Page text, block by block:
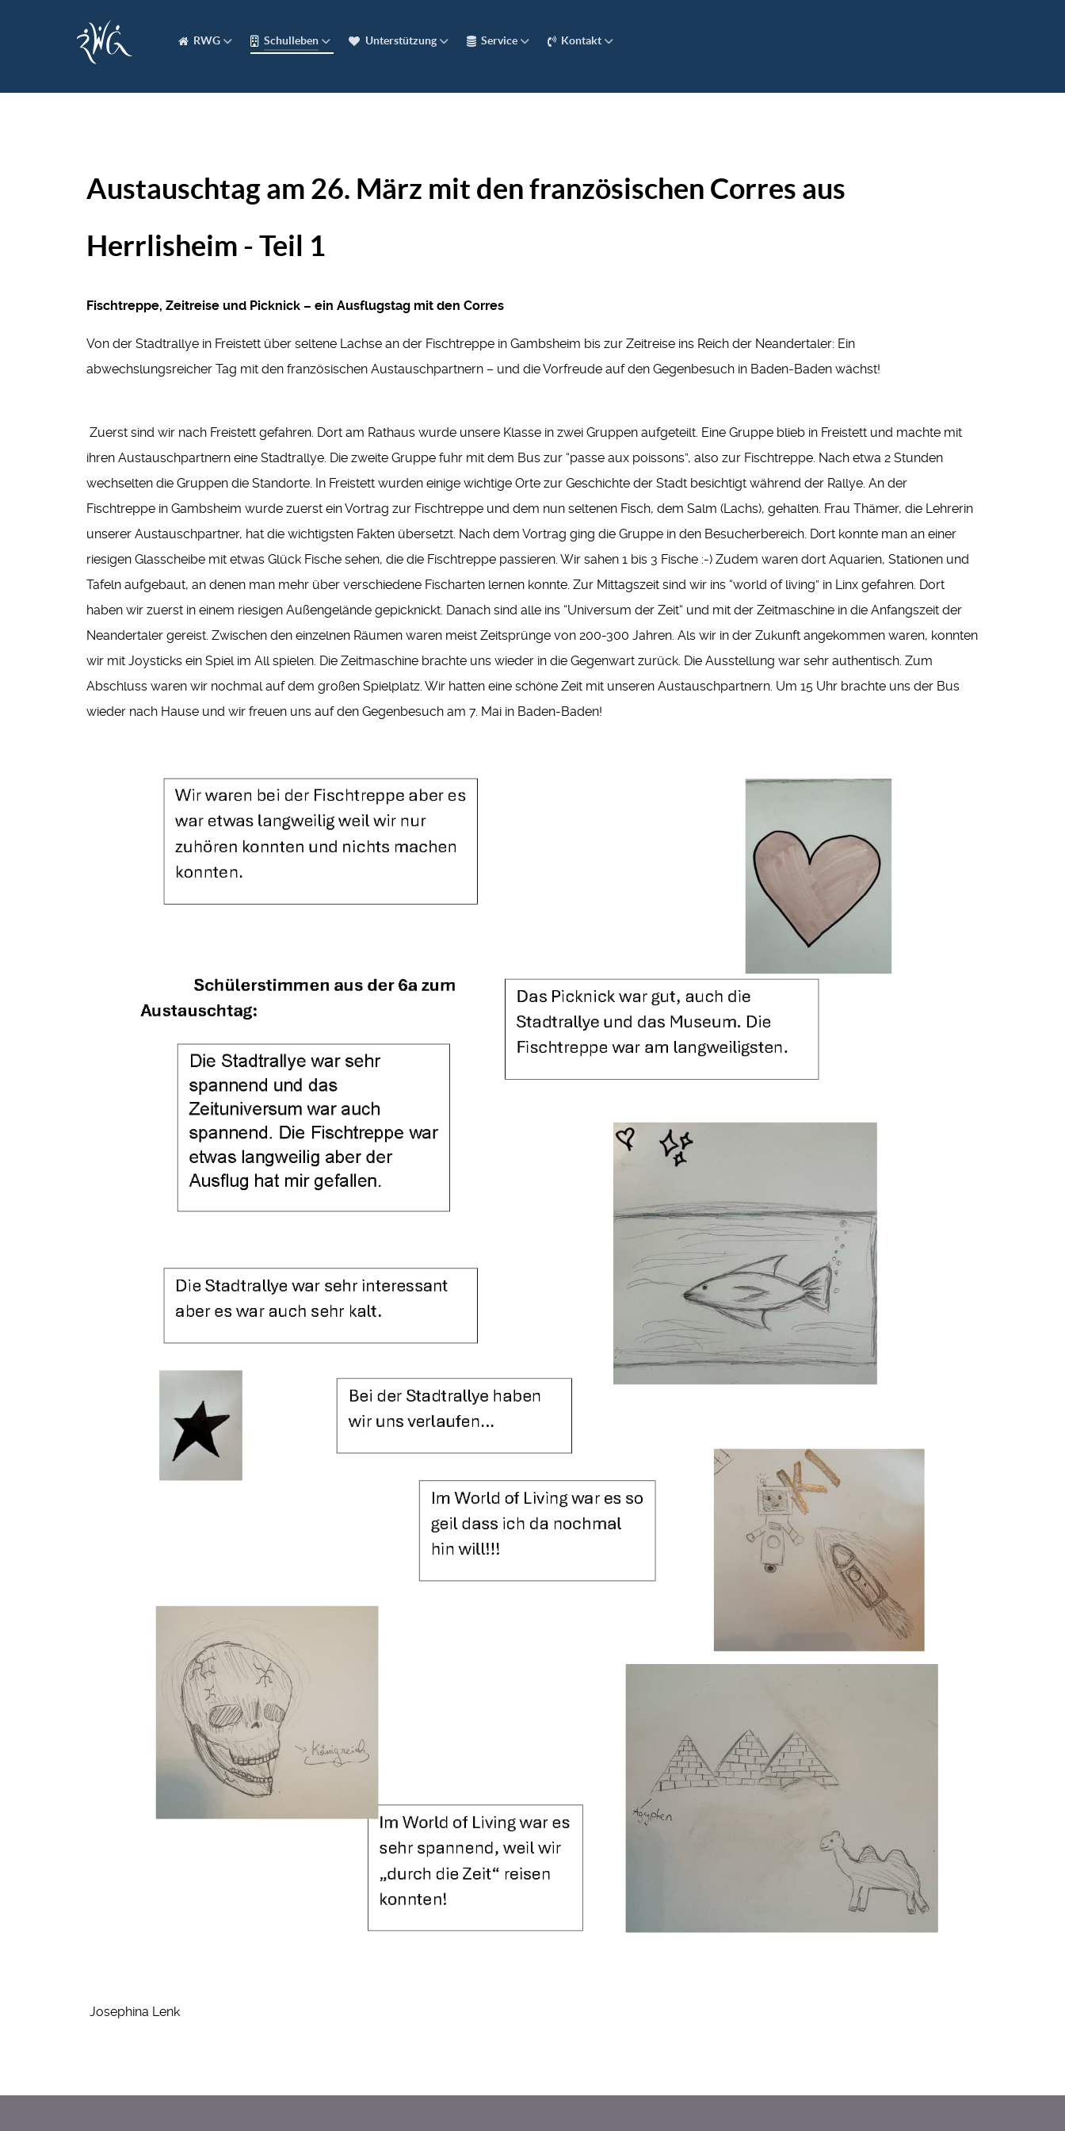
RWG Schulleben Unterstützung Service Kontakt
Austauschtag am 26. März mit den französischen Corres aus
Herrlisheim - Teil 1
Fischtreppe, Zeitreise und Picknick – ein Ausflugstag mit den Corres
Von der Stadtrallye in Freistett über seltene Lachse an der Fischtreppe in Gambsheim bis zur Zeitreise ins Reich der Neandertaler: Ein
abwechslungsreicher Tag mit den französischen Austauschpartnern – und die Vorfreude auf den Gegenbesuch in Baden-Baden wächst!
Zuerst sind wir nach Freistett gefahren. Dort am Rathaus wurde unsere Klasse in zwei Gruppen aufgeteilt. Eine Gruppe blieb in Freistett und machte mit
ihren Austauschpartnern eine Stadtrallye. Die zweite Gruppe fuhr mit dem Bus zur “passe aux poissons”, also zur Fischtreppe. Nach etwa 2 Stunden
wechselten die Gruppen die Standorte. In Freistett wurden einige wichtige Orte zur Geschichte der Stadt besichtigt während der Rallye. An der
Fischtreppe in Gambsheim wurde zuerst ein Vortrag zur Fischtreppe und dem nun seltenen Fisch, dem Salm (Lachs), gehalten. Frau Thämer, die Lehrerin
unserer Austauschpartner, hat die wichtigsten Fakten übersetzt. Nach dem Vortrag ging die Gruppe in den Besucherbereich. Dort konnte man an einer
riesigen Glasscheibe mit etwas Glück Fische sehen, die die Fischtreppe passieren. Wir sahen 1 bis 3 Fische :-) Zudem waren dort Aquarien, Stationen und
Tafeln aufgebaut, an denen man mehr über verschiedene Fischarten lernen konnte. Zur Mittagszeit sind wir ins “world of living” in Linx gefahren. Dort
haben wir zuerst in einem riesigen Außengelände gepicknickt. Danach sind alle ins “Universum der Zeit“ und mit der Zeitmaschine in die Anfangszeit der
Neandertaler gereist. Zwischen den einzelnen Räumen waren meist Zeitsprünge von 200-300 Jahren. Als wir in der Zukunft angekommen waren, konnten
wir mit Joysticks ein Spiel im All spielen. Die Zeitmaschine brachte uns wieder in die Gegenwart zurück. Die Ausstellung war sehr authentisch. Zum
Abschluss waren wir nochmal auf dem großen Spielplatz. Wir hatten eine schöne Zeit mit unseren Austauschpartnern. Um 15 Uhr brachte uns der Bus
wieder nach Hause und wir freuen uns auf den Gegenbesuch am 7. Mai in Baden-Baden!
Josephina Lenk